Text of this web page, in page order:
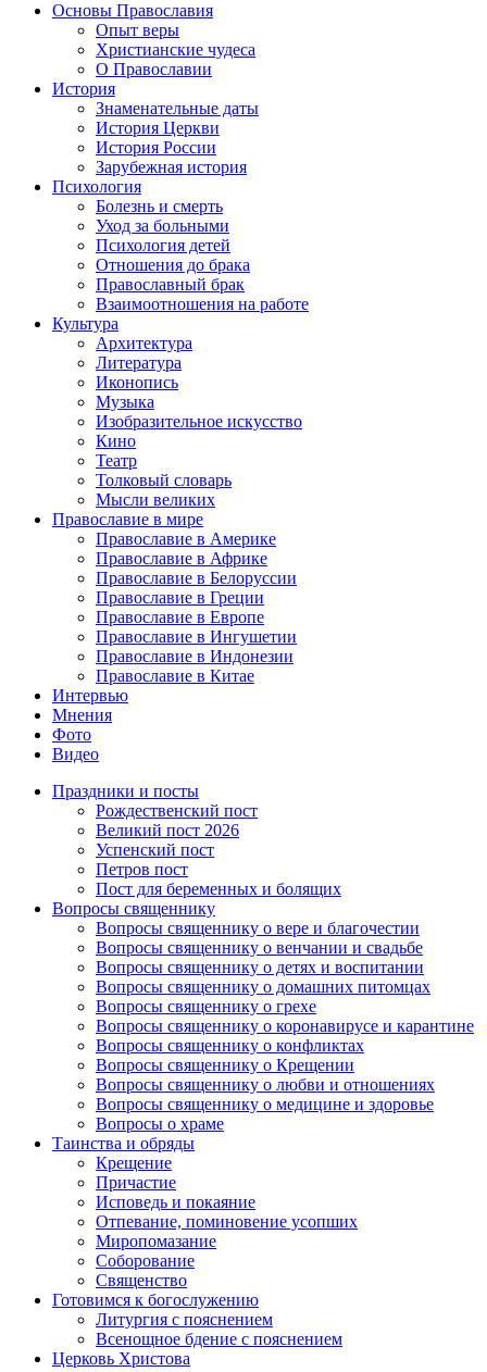
Основы Православия
Опыт веры
Христианские чудеса
О Православии
История
Знаменательные даты
История Церкви
История России
Зарубежная история
Психология
Болезнь и смерть
Уход за больными
Психология детей
Отношения до брака
Православный брак
Взаимоотношения на работе
Культура
Архитектура
Литература
Иконопись
Музыка
Изобразительное искусство
Кино
Театр
Толковый словарь
Мысли великих
Православие в мире
Православие в Америке
Православие в Африке
Православие в Белоруссии
Православие в Греции
Православие в Европе
Православие в Ингушетии
Православие в Индонезии
Православие в Китае
Интервью
Мнения
Фото
Видео
Праздники и посты
Рождественский пост
Великий пост 2026
Успенский пост
Петров пост
Пост для беременных и болящих
Вопросы священнику
Вопросы священнику о вере и благочестии
Вопросы священнику о венчании и свадьбе
Вопросы священнику о детях и воспитании
Вопросы священнику о домашних питомцах
Вопросы священнику о грехе
Вопросы священнику о коронавирусе и карантине
Вопросы священнику о конфликтах
Вопросы священнику о Крещении
Вопросы священнику о любви и отношениях
Вопросы священнику о медицине и здоровье
Вопросы о храме
Таинства и обряды
Крещение
Причастие
Исповедь и покаяние
Отпевание, поминовение усопших
Миропомазание
Соборование
Священство
Готовимся к богослужению
Литургия с пояснением
Всенощное бдение с пояснением
Церковь Христова